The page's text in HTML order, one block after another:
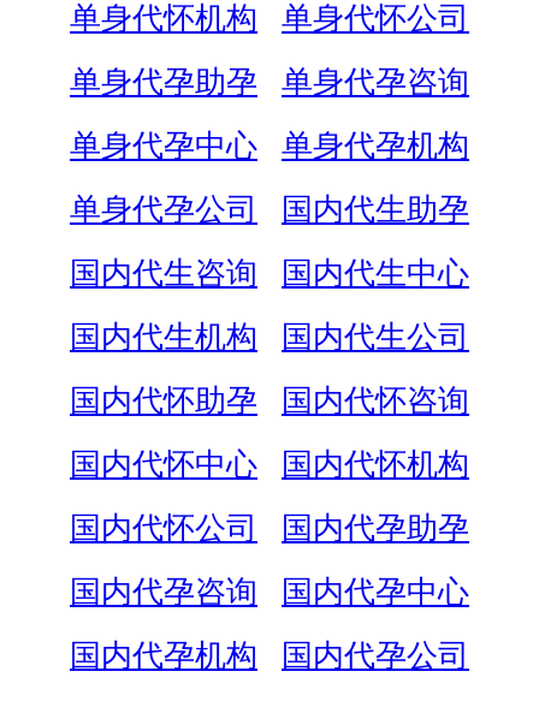
单身代怀机构
单身代怀公司
单身代孕助孕
单身代孕咨询
单身代孕中心
单身代孕机构
单身代孕公司
国内代生助孕
国内代生咨询
国内代生中心
国内代生机构
国内代生公司
国内代怀助孕
国内代怀咨询
国内代怀中心
国内代怀机构
国内代怀公司
国内代孕助孕
国内代孕咨询
国内代孕中心
国内代孕机构
国内代孕公司